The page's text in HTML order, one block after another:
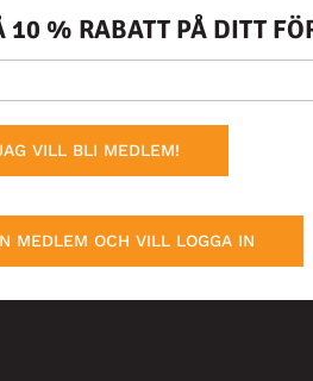
10 % RABATT PÅ DITT
VILL BLI MEDLEM!
MEDLEM OCH VILL LOGGA IN